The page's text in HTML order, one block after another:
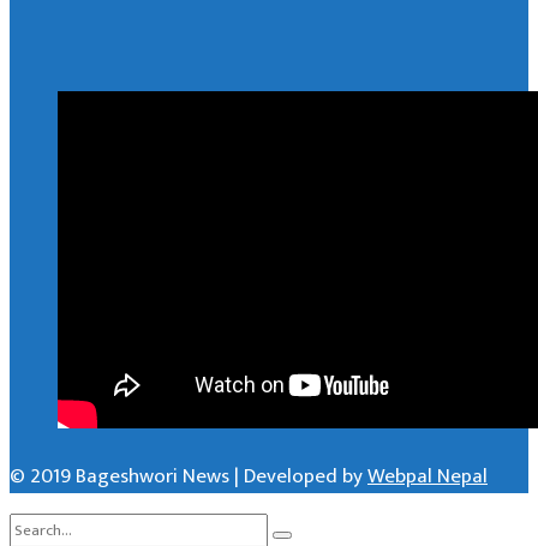
© 2019 Bageshwori News | Developed byWebpal Nepal